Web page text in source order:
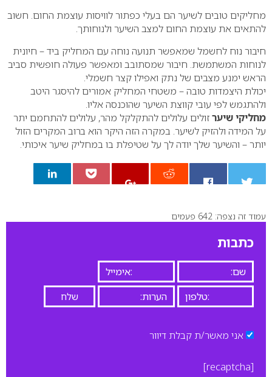
מחליקים טובים לשיער הם בעלי כפתור לוויסות עוצמת החום. חשוב
להתאים את עוצמת החום למצב השיער ולנוחותך.
חיבור נוח לחשמל שמאפשר תנועה נוחה עם המחליק ביד – חיונית
לנוחות המשתמשת. חיבור שמסתובב ומאפשר פעולה חופשית סביב
הראש ימנע מצבים של נתק ואפילו קצר חשמלי.
יכולת היצמדות טובה – משטחי המחליק אמורים להיסגר היטב
ולהתגמש לפי עובי קווצת השיער שהוכנסה אליו.
מחליקי שיערזולים עלולים להתקלקל מהר, עלולים להתחמם יתר
על המידה ולהזיק לשיער. במקרה הזה היקר הוא ברוב המקרים הזול
יותר – והשיער שלך יודה לך על שטיפלת בו במחליק שיער איכותי.
0
עמוד זה נצפה: 642 פעמים
כתבות
אני מאשר/ת קבלת דיוור
[recaptcha]